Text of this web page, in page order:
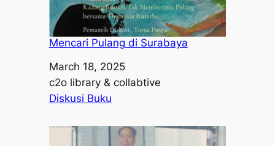
Mencari Pulang di Surabaya
Date
March 18, 2025
Author
c2o library & collabtive
In relation to
Diskusi Buku